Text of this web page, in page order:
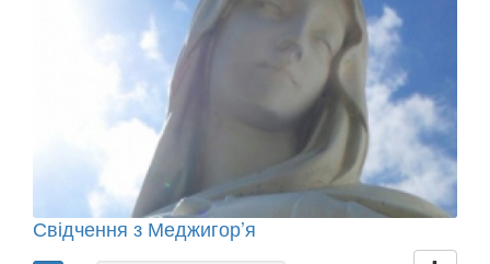
Свідчення з Меджигор’я